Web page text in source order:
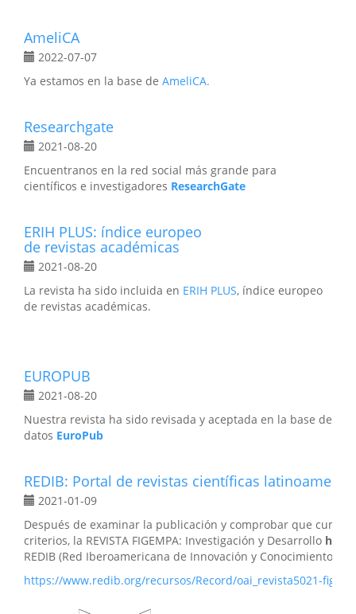
AmeliCA
2022-07-07
Ya estamos en la base de AmeliCA.
Researchgate
2021-08-20
Encuentranos en la red social más grande para
científicos e investigadores ResearchGate
ERIH PLUS: índice europeo
de revistas académicas
2021-08-20
La revista ha sido incluida en ERIH PLUS, índice europeo
de revistas académicas.
EUROPUB
2021-08-20
Nuestra revista ha sido revisada y aceptada en la base de
datos EuroPub
REDIB: Portal de revistas científicas
2021-01-09
Después de examinar la publicación y comprobar que
criterios, la REVISTA FIGEMPA: Investigación y Desarrollo ha
REDIB (Red Iberoamericana de Innovación y Conocimiento
https://www.redib.org/recursos/Record/oai_revista5021-